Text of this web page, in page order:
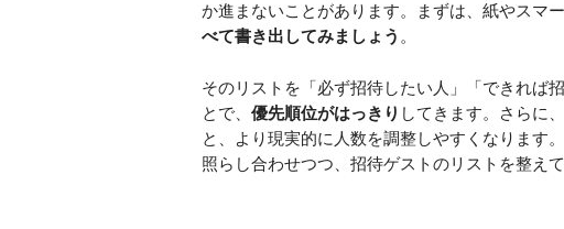
か進まないことがあります。まずは、紙やスマ
べて書き出してみましょう 。
そのリストを「必ず招待したい人」「できれば
とで、 優先順位がはっきり してきます。さらに
と、より現実的に人数を調整しやすくなります
照らし合わせつつ、招待ゲストのリストを整えて